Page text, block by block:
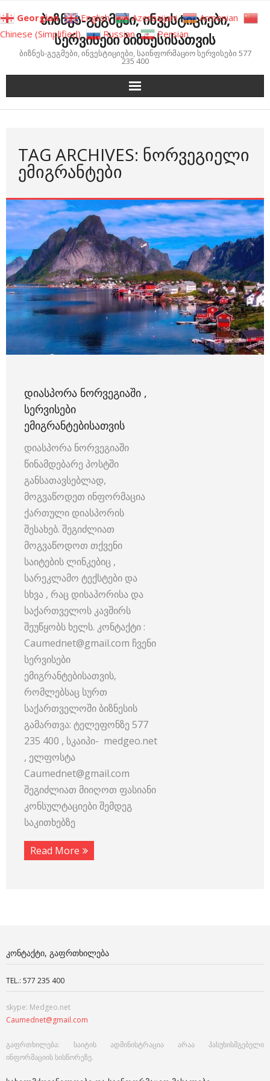
to
content
ბიზნეს-გეგმები, ინვესტიციები,
სერვისები ბიზნესისათვის
ბიზნეს-გეგმები, ინვესტიციები, საინფორმაციო სერვისები 577
235 400
TAG ARCHIVES: ᲜᲝᲠᲕᲔᲒᲘᲔᲚᲘ
ᲔᲛᲘᲒᲠᲐᲜᲢᲔᲑᲘ
ᲓᲘᲐᲡᲞᲝᲠᲐ ᲜᲝᲠᲕᲔᲒᲘᲐᲨᲘ ,
ᲡᲔᲠᲕᲘᲡᲔᲑᲘ
ᲔᲛᲘᲒᲠᲐᲜᲢᲔᲑᲘᲡᲐᲗᲕᲘᲡ
დიასპორა ნორვეგიაში
წინამდებარე პოსტში
განსათავსებლად,
მოგვაწოდეთ ინფორმაცია
ქართული დიასპორის
შესახებ. შეგიძლიათ
მოგვაწოდოთ თქვენი
საიტების ლინკებიც ,
სარეკლამო ტექსტები და
სხვა , რაც დისაპორისა და
საქართველოს კავშირს
შეუწყობს ხელს. კონტაქტი :
Caumednet@gmail.com ჩვენი
სერვისები
ემიგრანტებისათვის,
რომლებსაც სურთ
საქართველოში ბიზნესის
გამართვა: ტელეფონზე 577
235 400 , სკაიპი- medgeo.net
, ელფოსტა
Caumednet@gmail.com
შეგიძლიათ მიიღოთ ფასიანი
კონსულტაციები შემდეგ
საკითხებზე
Read More
ᲙᲝᲜᲢᲐᲥᲢᲘ, ᲒᲐᲤᲠᲗᲮᲘᲚᲔᲑᲐ
TEL.: 577 235 400
skype: Medgeo.net
Caumednet@gmail.com
გაფრთხილება: საიტის ადმინისტრაცია არაა პასუხისმგებელი
ინფორმაციის სისწორეზე.
Georgian English Azerbaijani
Armenian
Chinese (Simplified)
Russian Persian